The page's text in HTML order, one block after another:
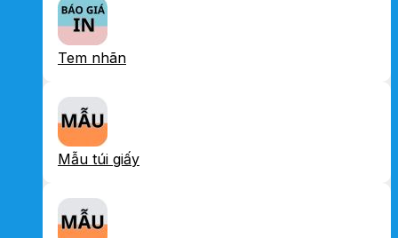
Tem nhãn
Mẫu túi giấy